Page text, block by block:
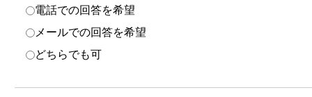
電話での回答を希望
メールでの回答を希望
どちらでも可